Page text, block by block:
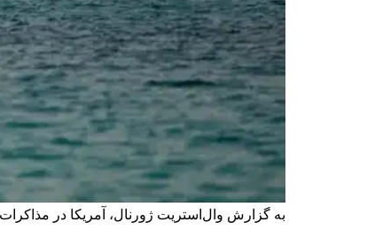
به گزارش وال‌استریت ژورنال، آمریکا در